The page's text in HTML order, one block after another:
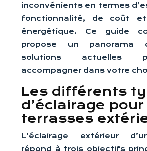
inconvénients en termes
fonctionnalité, de coût et
énergétique. Ce guide
propose un panorama
solutions actuelles
accompagner dans votre
Les différents
d’éclairage pour
terrasses
L’éclairage extérieur
répond à trois objectifs